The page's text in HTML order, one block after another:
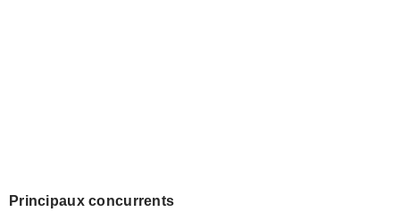
Principaux concurrents